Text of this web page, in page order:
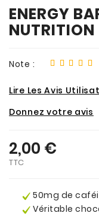
ENERGY
NUTRITION
Note :
Lire Les Avis
Donnez votre avis
2,00 €
TTC
50mg de
Véritable